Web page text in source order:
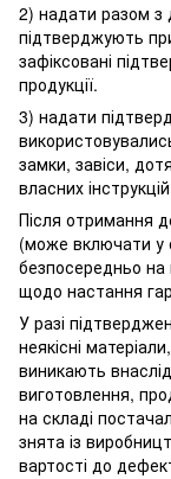
2) надати разом
підтверджують
зафіксовані
продукції.
3) надати
замки, завіси,
власних
Після отримання
(може включати у
безпосередньо на
щодо настання
У разі
неякісні
виникають
виготовлення,
на складі
знята із
вартості до